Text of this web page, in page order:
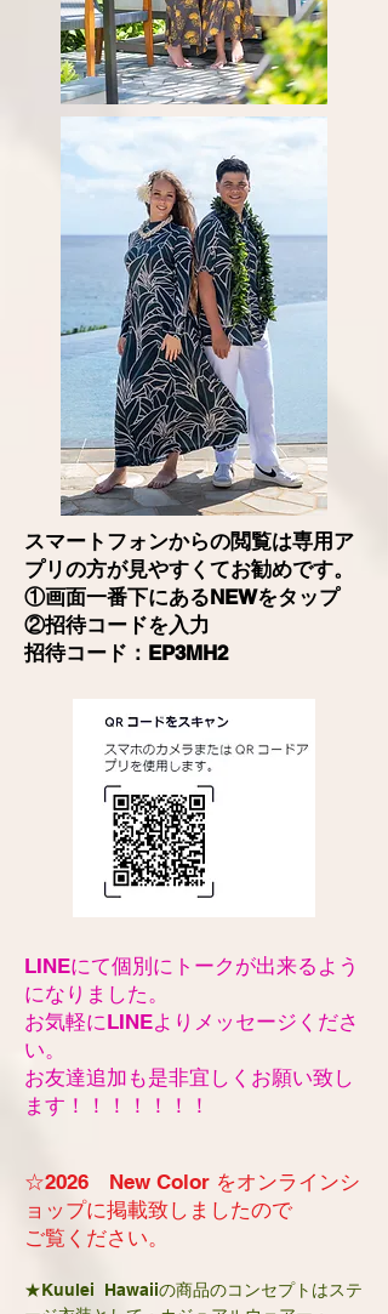
​スマートフォンからの閲覧は専用ア
プリの方が見やすくてお勧めです。
①画面一番下にあるNEWをタップ
②招待コードを入力
招待コード：EP3MH2
LINEにて個別にトークが出来るよう
になりました。
お気軽にLINEよりメッセージくださ
い。
​お友達追加も是非宜しくお願い致し
ます！！！！！！！
☆2026 New Color をオンラインシ
ョップに掲載致しましたので
ご覧ください。
★Kuulei Hawaiiの商品のコンセプトはステ